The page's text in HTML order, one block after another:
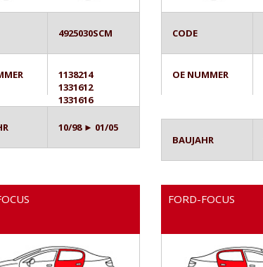
4925030SCM
1138214
1331612
1331616
10/98 ► 01/05
CODE
OE NUMMER
BAUJAHR
FORD-FOCUS